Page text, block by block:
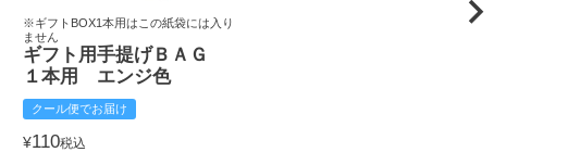
※ギフトBOX1本用はこの紙袋には入り
ません
ギフト用手提げＢＡＧ
１本用 エンジ色
クール便でお届け
¥110税込